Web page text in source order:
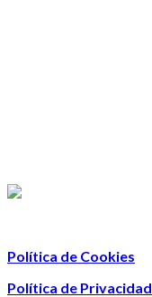
Política de Cookies
Política de Privacidad